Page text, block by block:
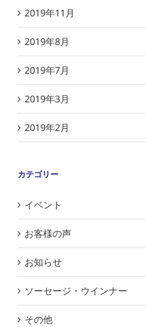
2019年11月
2019年8月
2019年7月
2019年3月
2019年2月
カテゴリー
イベント
お客様の声
お知らせ
ソーセージ・ウインナー
その他